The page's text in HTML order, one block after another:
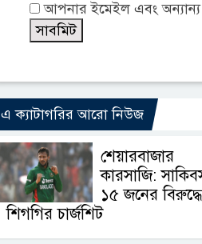
আপনার ইমেইল এবং
এ ক্যাটাগরির আরো নিউজ
শেয়ারবাজার
কারসাজি:
১৫ জনের বিরুদ্ধে
শিগগির চার্জশিট